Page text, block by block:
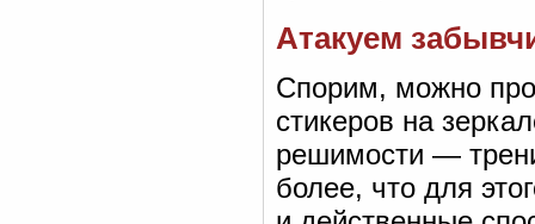
Атакуем
Спорим, можно
стикеров на
решимости —
более, что для